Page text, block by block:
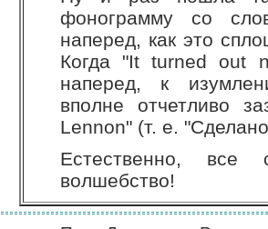
фонограмму со
наперед, как это
Когда "It turned out
наперед, к
вполне отчетливо
Lennon" (т. е.
Естественно,
волшебство!